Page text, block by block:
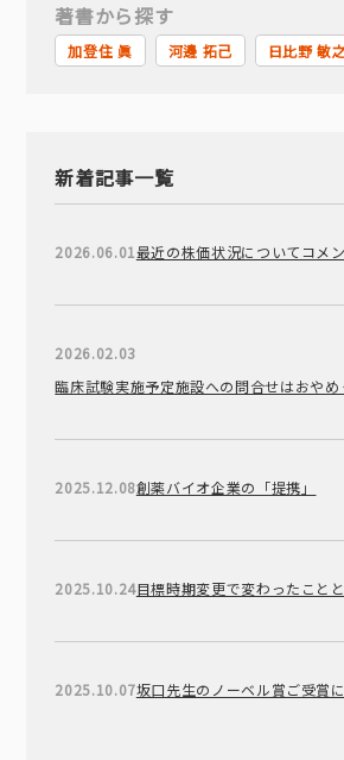
著書から探す
加登住 眞 河邊 拓己 日比野 敏之
新着記事一覧
2026.06.01最近の株価状況についてコメ
2026.02.03
臨床試験実施予定施設への問合せはおやめ
2025.12.08創薬バイオ企業の「提携」
2025.10.24目標時期変更で変わったこと
2025.10.07坂口先生のノーベル賞ご受賞